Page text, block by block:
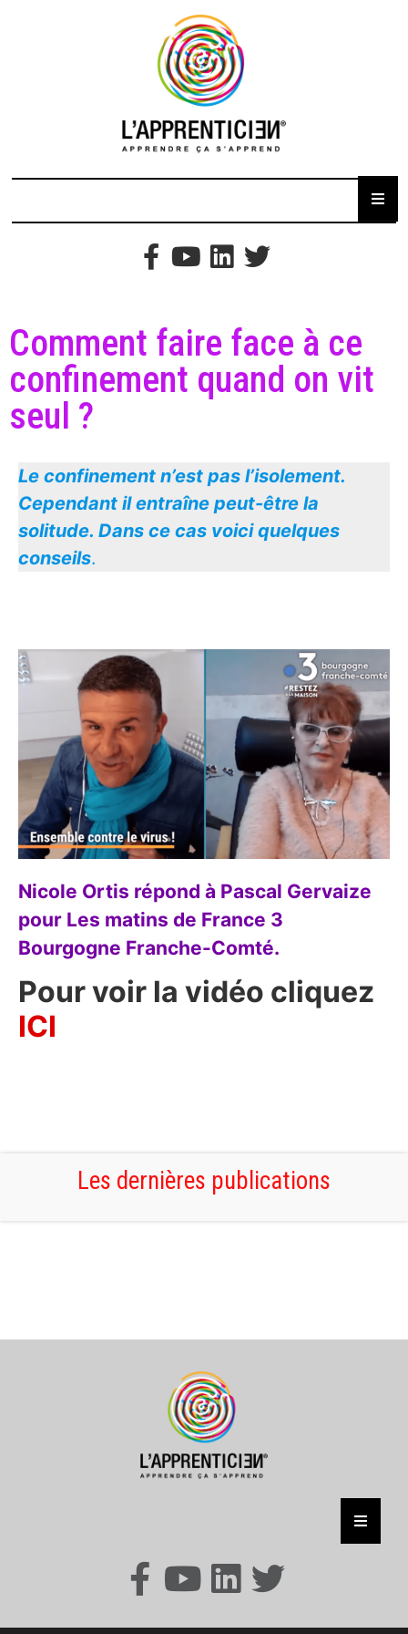
Comment faire face à ce
confinement quand on vit
seul ?
Le confinement n’est pas l’isolement.
Cependant il entraîne peut-être la
solitude. Dans ce cas voici quelques
conseils.
Nicole Ortis répond à Pascal Gervaize
pour Les matins de France 3
Bourgogne Franche-Comté.
Pour voir la vidéo cliquez
ICI
Les dernières publications